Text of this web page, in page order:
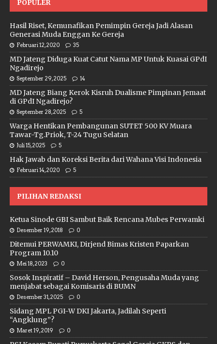
POPULER
Hasil Riset, Kemunafikan Pemimpin Gereja Jadi Alasan
Generasi Muda Enggan Ke Gereja
Februari 12, 2020 35
MD Jateng Diduga Kuat Catut Nama MP Untuk Kuasai GPdI
Ngadirejo
September 29, 2025 14
MD Jateng Biang Kerok Kisruh Dualisme Pimpinan Jemaat
di GPdI Ngadirejo?
September 28, 2025 5
Warga Hentikan Pembangunan SUTET 500 KV Muara
Tawar-Tg.Priok, T-24 Tugu Selatan
Juli 15, 2025 5
Hak Jawab dan Koreksi Berita dari Wahana Visi Indonesia
Februari 14, 2020 5
PILIHAN REDAKSI
Ketua Sinode GBI Sambut Baik Rencana Mubes Perwamki
Desember 19, 2018 0
Ditemui PERWAMKI, Dirjend Bimas Kristen Paparkan
Program 10.10
Mei 18, 2023 0
Sosok Inspiratif – David Herson, Pengusaha Muda yang
menjabat sebagai Komisaris di BUMN
Desember 31, 2025 0
Sidang MPL PGI-W DKI Jakarta, Jadilah Seperti
“Angklung”?
Maret 19, 2019 0